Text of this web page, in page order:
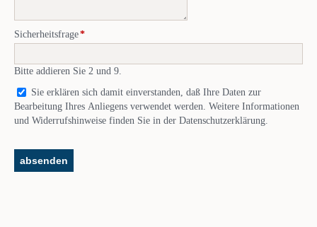
Pflichtfeld
Sicherheitsfrage*
Bitte addieren Sie 2 und 9.
Sie erklären sich damit einverstanden, daß Ihre Daten zur
Bearbeitung Ihres Anliegens verwendet werden. Weitere Informationen
und Widerrufshinweise finden Sie in der Datenschutzerklärung.